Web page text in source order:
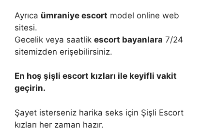
Ayrıca ümraniye escort model online web
sitesi.
Gecelik veya saatlik escort bayanlara 7/24
sitemizden erişebilirsiniz.
En hoş şişli escort kızları ile keyifli vakit
geçirin.
Şayet isterseniz harika seks için Şişli Escort
kızları her zaman hazır.